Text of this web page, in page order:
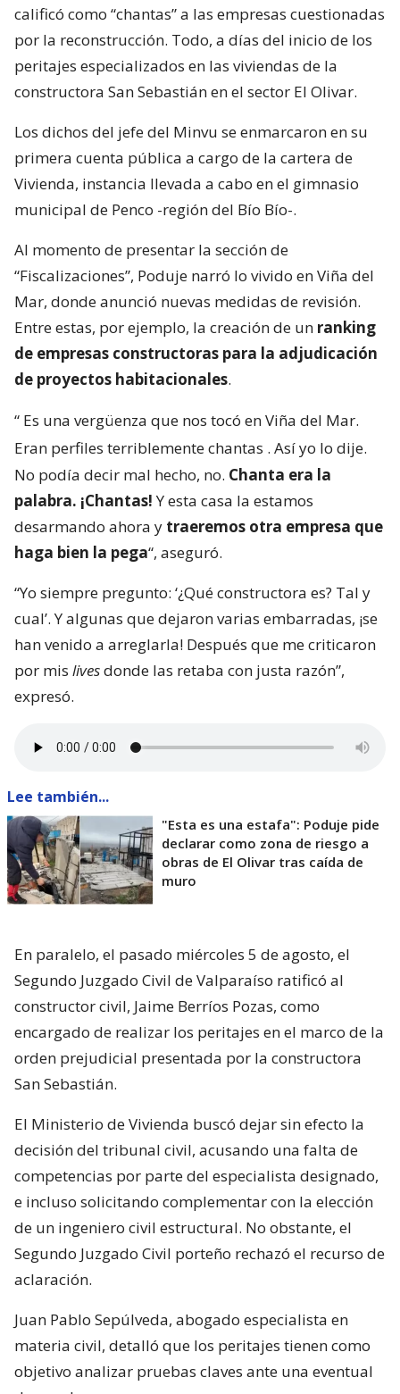
calificó como “chantas” a las empresas cuestionadas
por la reconstrucción. Todo, a días del inicio de los
peritajes especializados en las viviendas de la
constructora San Sebastián en el sector El Olivar.
Los dichos del jefe del Minvu se enmarcaron en su
primera cuenta pública a cargo de la cartera de
Vivienda, instancia llevada a cabo en el gimnasio
municipal de Penco -región del Bío Bío-.
Al momento de presentar la sección de
“Fiscalizaciones”, Poduje narró lo vivido en Viña del
Mar, donde anunció nuevas medidas de revisión.
Entre estas, por ejemplo, la creación de un ranking
de empresas constructoras para la adjudicación
de proyectos habitacionales.
“ Es una vergüenza que nos tocó en Viña del Mar.
Eran perfiles terriblemente chantas . Así yo lo dije.
No podía decir mal hecho, no. Chanta era la
palabra. ¡Chantas!Y esta casa la estamos
desarmando ahora y traeremos otra empresa que
haga bien la pega“, aseguró.
“Yo siempre pregunto: ‘¿Qué constructora es? Tal y
cual’. Y algunas que dejaron varias embarradas, ¡se
han venido a arreglarla! Después que me criticaron
por mis livesdonde las retaba con justa razón”,
expresó.
Lee también...
"Esta es una estafa": Poduje pide
declarar como zona de riesgo a
obras de El Olivar tras caída de
muro
En paralelo, el pasado miércoles 5 de agosto, el
Segundo Juzgado Civil de Valparaíso ratificó al
constructor civil, Jaime Berríos Pozas, como
encargado de realizar los peritajes en el marco de la
orden prejudicial presentada por la constructora
San Sebastián.
El Ministerio de Vivienda buscó dejar sin efecto la
decisión del tribunal civil, acusando una falta de
competencias por parte del especialista designado,
e incluso solicitando complementar con la elección
de un ingeniero civil estructural. No obstante, el
Segundo Juzgado Civil porteño rechazó el recurso de
aclaración.
Juan Pablo Sepúlveda, abogado especialista en
materia civil, detalló que los peritajes tienen como
objetivo analizar pruebas claves ante una eventual